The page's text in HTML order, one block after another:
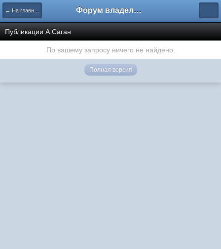
← На главную Форум владельцев интернет-магазинов
Публикации А.Саган
По вашему запросу ничего не найдено.
Полная версия